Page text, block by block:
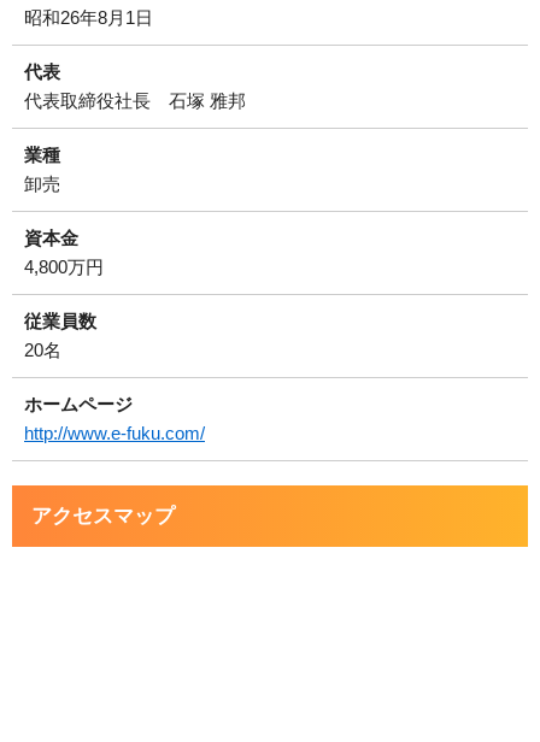
昭和26年8月1日
代表
代表取締役社長 石塚 雅邦
業種
卸売
資本金
4,800万円
従業員数
20名
ホームページ
http://www.e-fuku.com/
アクセスマップ